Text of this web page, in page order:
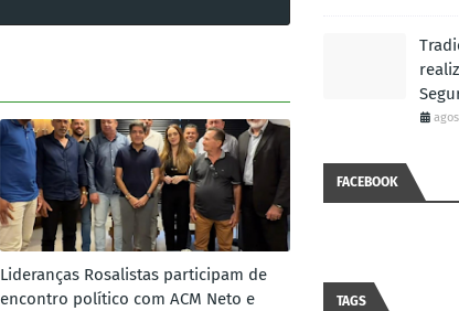
Lideranças Rosalistas participam de
encontro político com ACM Neto e
FACEBOOK
TAGS